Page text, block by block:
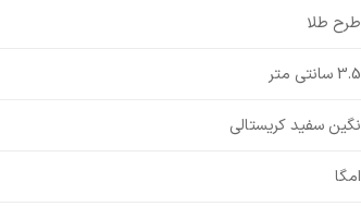
طرح طلا
3.5 سانتی متر
نگین سفید کریستالی
امگا